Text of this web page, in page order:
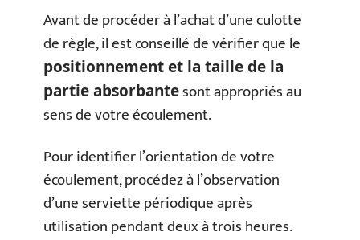
Avant de procéder à l’achat d’une culotte
de règle, il est conseillé de vérifier que le
positionnement et la taille de la
partie absorbantesont appropriés au
sens de votre écoulement.
Pour identifier l’orientation de votre
écoulement, procédez à l’observation
d’une serviette périodique après
utilisation pendant deux à trois heures.